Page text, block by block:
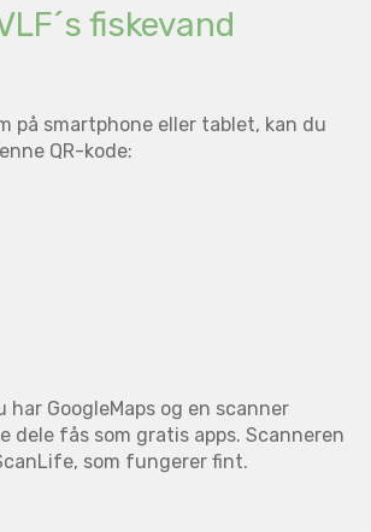
fiskevand
på smartphone eller tablet, kan du
QR-kode:
GoogleMaps og en scanner
dele fås som gratis apps. Scanneren
som fungerer fint.